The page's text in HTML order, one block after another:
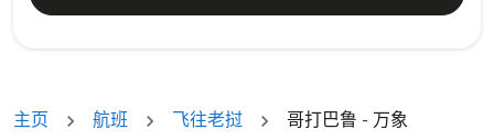
主页 航班 飞往老挝 哥打巴鲁 - 万象